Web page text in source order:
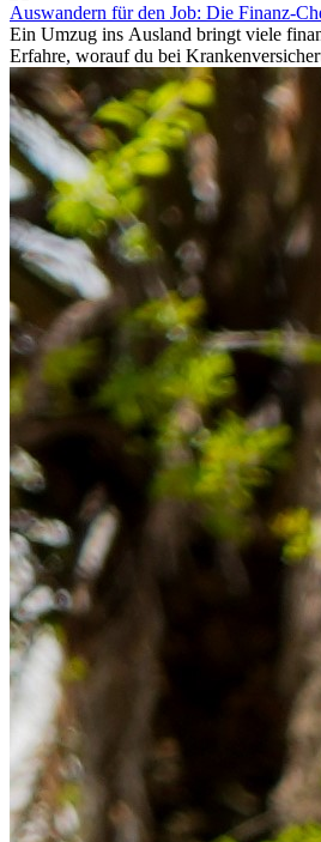
Auswandern für den Job: Die Finanz-
Ein Umzug ins Ausland bringt viele
Erfahre, worauf du bei
Rücklagen und Budgetplanung achten
im Ausland reibungslos gelingt.